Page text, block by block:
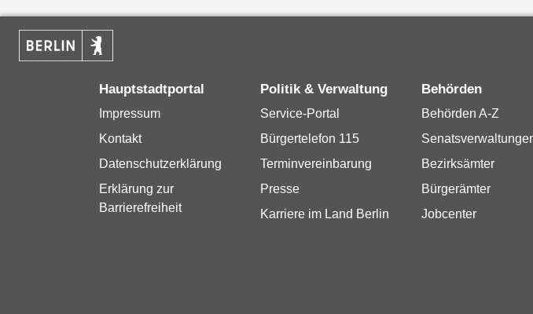
Hauptstadtportal
Impressum
Kontakt
Datenschutzerklärung
Erklärung zur
Barrierefreiheit
Politik & Verwaltung
Service-Portal
Bürgertelefon 115
Terminvereinbarung
Presse
Karriere im Land Berlin
Behörden
Behörden A-Z
Bezirksämter
Bürgerämter
Jobcenter